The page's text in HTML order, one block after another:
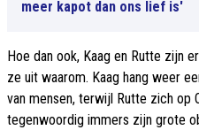
meer kapot dan ons lief is'
Hoe dan ook, Kaag en Rutte zijn
ze uit waarom. Kaag hang weer
van mensen, terwijl Rutte zich op
tegenwoordig immers zijn grote